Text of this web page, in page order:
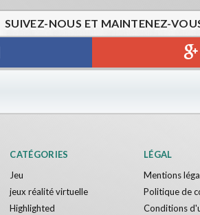
SUIVEZ-NOUS ET MAINTENEZ-
CATÉGORIES
Jeu
jeux réalité virtuelle
Highlighted
LÉGAL
Mentions
Politique de
Conditions